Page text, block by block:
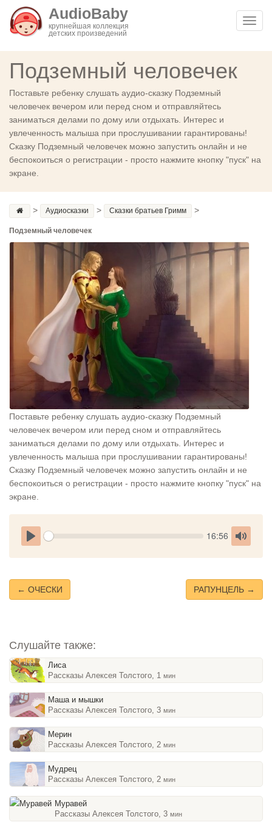
AudioBaby
крупнейшая коллекция
детских произведений
Подземный человечек
Поставьте ребенку слушать аудио-сказку Подземный
человечек вечером или перед сном и отправляйтесь
заниматься делами по дому или отдыхать. Интерес и
увлеченность малыша при прослушивании гарантированы!
Сказку Подземный человечек можно запустить онлайн и не
беспокоиться о регистрации - просто нажмите кнопку "пуск" на
экране.
> Аудиосказки > Сказки братьев Гримм >
Подземный человечек
Поставьте ребенку слушать аудио-сказку Подземный
человечек вечером или перед сном и отправляйтесь
заниматься делами по дому или отдыхать. Интерес и
увлеченность малыша при прослушивании гарантированы!
Сказку Подземный человечек можно запустить онлайн и не
беспокоиться о регистрации - просто нажмите кнопку "пуск" на
экране.
Play
Current
16:56
Toggle
← ОЧЕСКИ РАПУНЦЕЛЬ →
Слушайте также:
Лиса
Рассказы Алексея Толстого, 1 мин
Маша и мышки
Рассказы Алексея Толстого, 3 мин
Мерин
Рассказы Алексея Толстого, 2 мин
Мудрец
Рассказы Алексея Толстого, 2 мин
Муравей
Рассказы Алексея Толстого, 3 мин